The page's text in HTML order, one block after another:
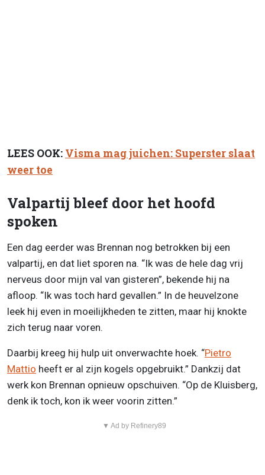
LEES OOK: Visma mag juichen: Superster slaat
weer toe
Valpartij bleef door het hoofd
spoken
Een dag eerder was Brennan nog betrokken bij een
valpartij, en dat liet sporen na. “Ik was de hele dag vrij
nerveus door mijn val van gisteren”, bekende hij na
afloop. “Ik was toch hard gevallen.” In de heuvelzone
leek hij even in moeilijkheden te zitten, maar hij knokte
zich terug naar voren.
Daarbij kreeg hij hulp uit onverwachte hoek. “Pietro
Mattio heeft er al zijn kogels opgebruikt.” Dankzij dat
werk kon Brennan opnieuw opschuiven. “Op de Kluisberg,
denk ik toch, kon ik weer voorin zitten.”
▼ Ad by Refinery89